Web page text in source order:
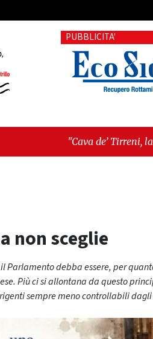
PUBBLICITA'
de’ Tirreni, la Villa Vecchia oltre
seduta consiliare: “Serve
non sceglie
debba essere, per
Più ci si allontana da questo
sempre meno controllabili